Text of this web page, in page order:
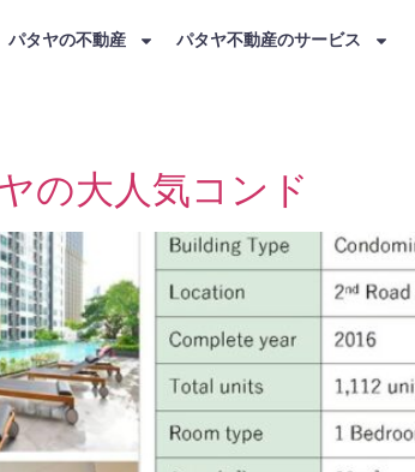
パタヤの不動産 パタヤ不動産のサービス
の大人気コンド